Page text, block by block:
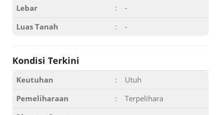
Lebar
:
-
Luas Tanah
: -
Kondisi Terkini
Keutuhan :
Utuh
Pemeliharaan
:
Terpelihara